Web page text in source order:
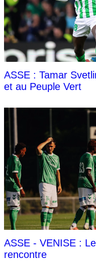
ASSE : Tamar
et au Peuple Vert
ASSE - VENISE :
rencontre